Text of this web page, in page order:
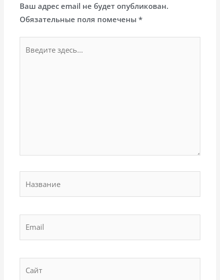
Ваш адрес email не будет опубликован.
Обязательные поля помечены*
здесь...